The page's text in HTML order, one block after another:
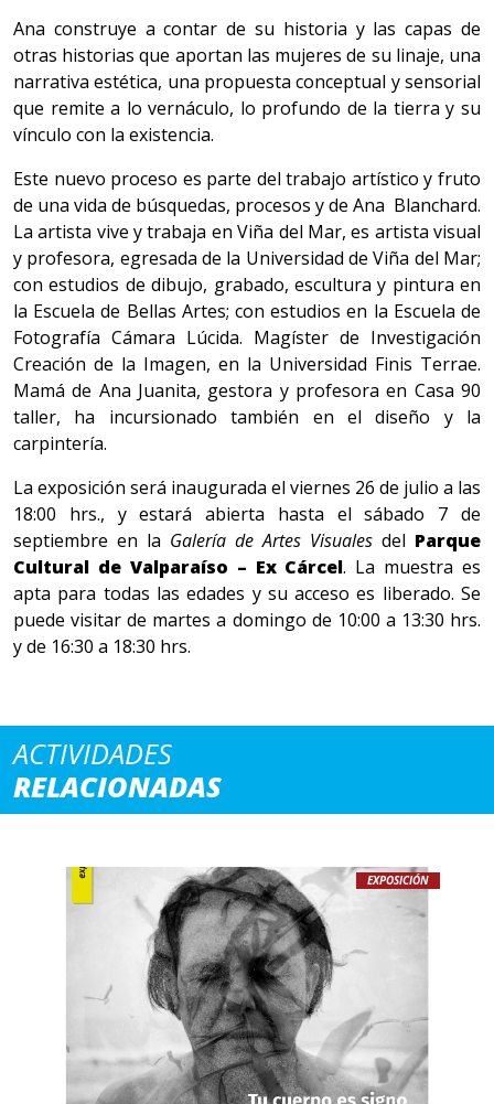
Ana construye a contar de su historia y las capas de
otras historias que aportan las mujeres de su linaje, una
narrativa estética, una propuesta conceptual y sensorial
que remite a lo vernáculo, lo profundo de la tierra y su
vínculo con la existencia.
Este nuevo proceso es parte del trabajo artístico y fruto
de una vida de búsquedas, procesos y de Ana Blanchard.
La artista vive y trabaja en Viña del Mar, es artista visual
y profesora, egresada de la Universidad de Viña del Mar;
con estudios de dibujo, grabado, escultura y pintura en
la Escuela de Bellas Artes; con estudios en la Escuela de
Fotografía Cámara Lúcida. Magíster de Investigación
Creación de la Imagen, en la Universidad Finis Terrae.
Mamá de Ana Juanita, gestora y profesora en Casa 90
taller, ha incursionado también en el diseño y la
carpintería.
La exposición será inaugurada el viernes 26 de julio a las
18:00 hrs., y estará abierta hasta el sábado 7 de
septiembre en la Galería de Artes Visuales del Parque
Cultural de Valparaíso – Ex Cárcel. La muestra es
apta para todas las edades y su acceso es liberado. Se
puede visitar de martes a domingo de 10:00 a 13:30 hrs.
y de 16:30 a 18:30 hrs.
ACTIVIDADES
RELACIONADAS
EXPOSICIÓN